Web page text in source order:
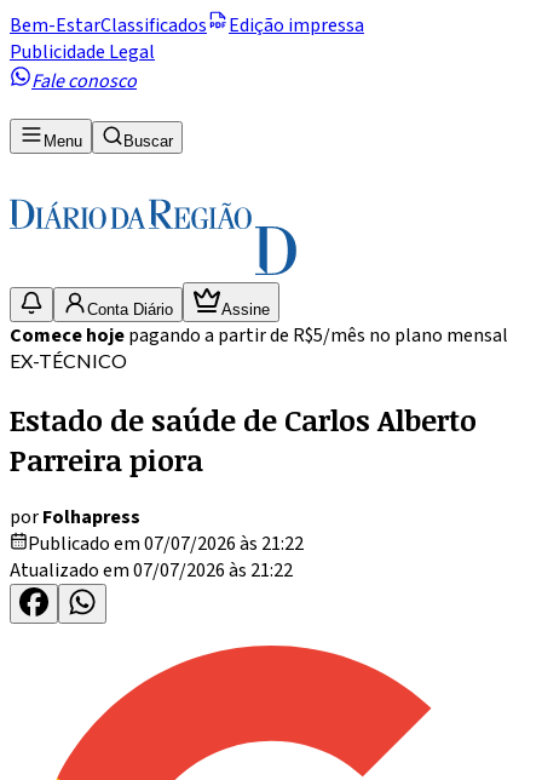
Bem-EstarClassificados
Edição impressa
Publicidade Legal
Fale conosco
Menu Buscar
Conta Diário Assine
Comece hojepagando a partir de R$5/mês no plano mensal
EX-TÉCNICO
Estado de saúde de Carlos Alberto
Parreira piora
porFolhapress
Publicado em 07/07/2026 às 21:22
Atualizado em 07/07/2026 às 21:22